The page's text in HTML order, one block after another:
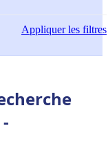
Appliquerles filtres